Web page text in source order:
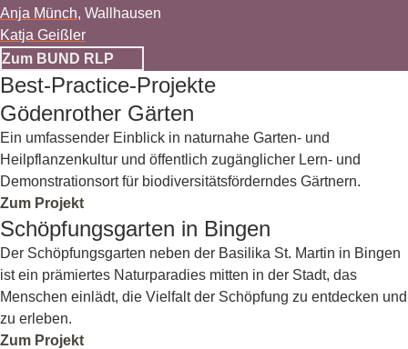
Anja Münch, Wallhausen
Katja Geißler
Zum BUND RLP
Best-Practice-Projekte
#garten und natur
Gödenrother Gärten
Ein umfassender Einblick in naturnahe Garten- und
Heilpflanzenkultur und öffentlich zugänglicher Lern- und
Demonstrationsort für biodiversitätsförderndes Gärtnern.
Zum Projekt
#garten und natur
Schöpfungsgarten in Bingen
Der Schöpfungsgarten neben der Basilika St. Martin in Bingen
ist ein prämiertes Naturparadies mitten in der Stadt, das
Menschen einlädt, die Vielfalt der Schöpfung zu entdecken und
zu erleben.
Zum Projekt